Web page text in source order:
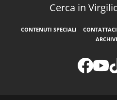
Cerca in
CONTENUTI SPECIALI CONTATTACI